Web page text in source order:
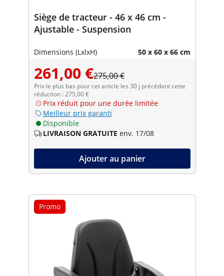
Siège de tracteur - 46 x 46 cm -
Ajustable - Suspension
Dimensions (LxlxH) 50 x 60 x 66 cm
261,00 €275,00 €
Prix le plus bas pour cet article les 30 j précédant cette
réduction : 275,00 €
Prix réduit pour une durée limitée
Meilleur prix garanti
Disponible
LIVRAISON GRATUITE env. 17/08
Ajouter au panier
Promo